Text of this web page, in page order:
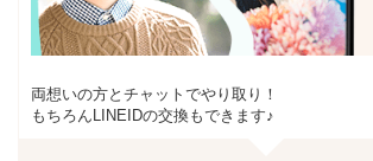
両想いの方とチャットでやり取り！
もちろんLINEIDの交換もできます♪